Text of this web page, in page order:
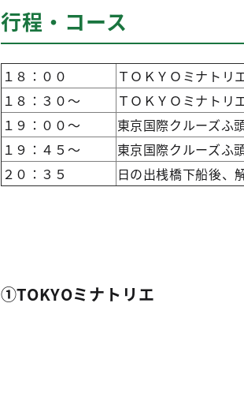
行程・コース
１８：００
ＴＯＫＹＯミナトリ
１８：３０～
ＴＯＫＹＯミナトリ
１９：００～
東京国際クルーズふ
１９：４５～
東京国際クルーズ
２０：３５
日の出桟橋下船後、
①TOKYOミナトリエ